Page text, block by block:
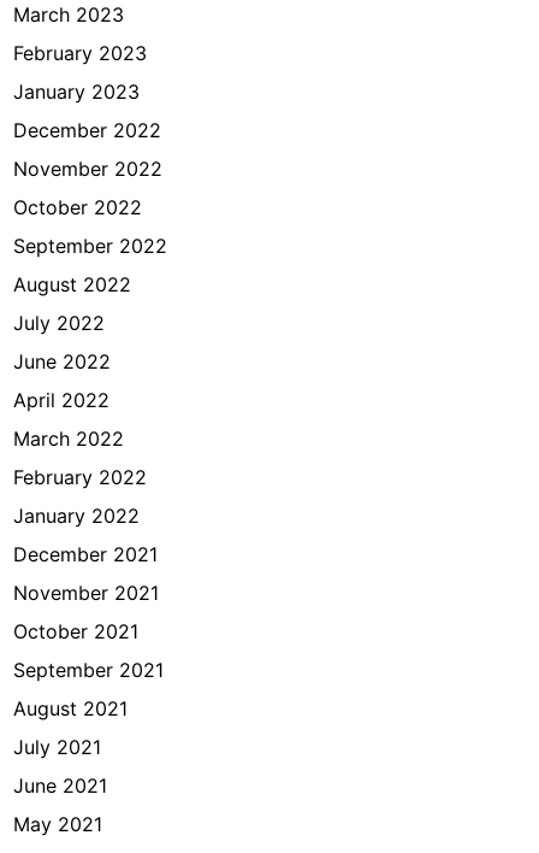
March 2023
February 2023
January 2023
December 2022
November 2022
October 2022
September 2022
August 2022
July 2022
June 2022
April 2022
March 2022
February 2022
January 2022
December 2021
November 2021
October 2021
September 2021
August 2021
July 2021
June 2021
May 2021